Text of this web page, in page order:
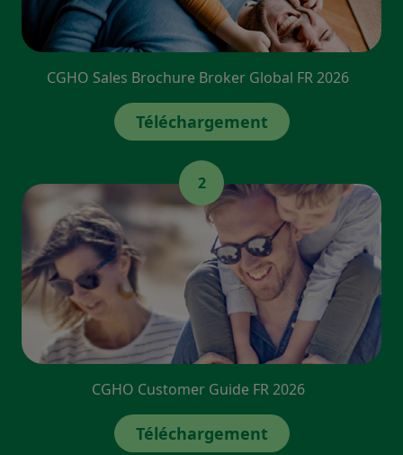
CGHO Sales Brochure Broker Global FR 2026
Téléchargement
2
CGHO Customer Guide FR 2026
Téléchargement